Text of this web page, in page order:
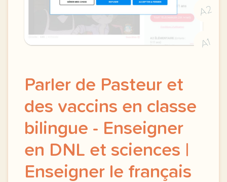
A2
A1
Parler de Pasteur et
des vaccins en classe
bilingue - Enseigner
en DNL et sciences |
Enseigner le français